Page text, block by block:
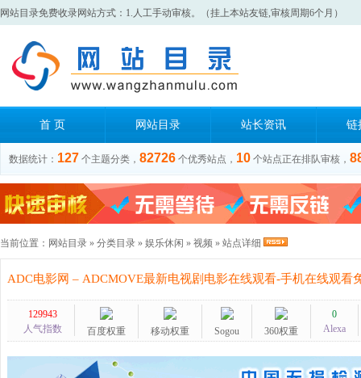
网站目录免费收录网站方式：1.人工手动审核。（挂上本站友链,审核周期6个月）
首 页 网站目录 站长资讯 链
数据统计： 127 个主题分类， 82726 个优秀站点， 10 个站点正在排队审核，
当前位置： 网站目录 » 分类目录 » 娱乐休闲 » 视频 » 站点详细
ADC电影网 – ADCMOVE最新电视剧电影在线观看-手机在线观看
129943
人气指数
百度权重 移动权重 Sogou 360权重
0
Alexa